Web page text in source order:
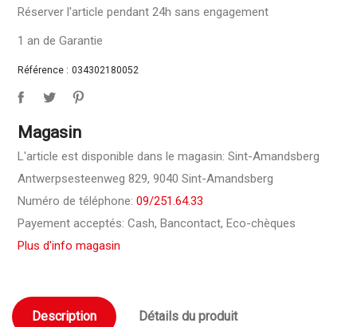
Réserver l'article pendant 24h sans engagement
1 an de Garantie
Référence : 034302180052
Magasin
L'article est disponible dans le magasin: Sint-Amandsberg
Antwerpsesteenweg 829, 9040 Sint-Amandsberg
Numéro de téléphone:09/251.64.33
Payement acceptés: Cash, Bancontact, Eco-chèques
Plus d'info magasin
Description Détails du produit